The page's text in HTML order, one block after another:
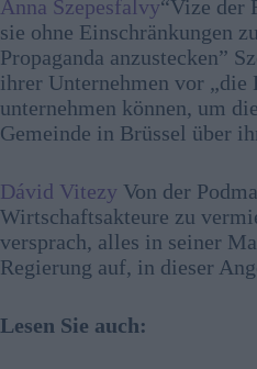
Anna Szepesfalvy“Vize der
sie ohne Einschränkungen
Propaganda anzustecken”
ihrer Unternehmen vor „die
unternehmen können, um
Gemeinde in Brüssel über
Dávid Vitezy Von der
Wirtschaftsakteure zu
versprach, alles in seiner
Regierung auf, in dieser
Lesen Sie auch: